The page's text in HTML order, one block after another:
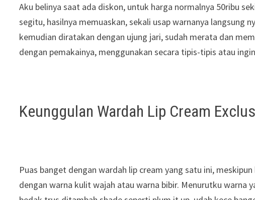
Aku belinya saat ada diskon, untuk harga normalnya 50ribu
segitu, hasilnya memuaskan, sekali usap warnanya langsung
kemudian diratakan dengan ujung jari, sudah merata dan
dengan pemakainya, menggunakan secara tipis-tipis atau
Keunggulan Wardah Lip Cream
Puas banget dengan wardah lip cream yang satu ini,
dengan warna kulit wajah atau warna bibir. Menurutku warna